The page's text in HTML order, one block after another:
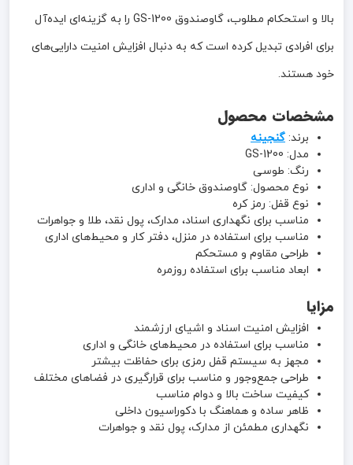
بالا و استحکام مطلوب، گاوصندوق GS-1200 را به گزینه‌ای ایده‌آل
برای افرادی تبدیل کرده است که به دنبال افزایش امنیت دارایی‌های
خود هستند.
مشخصات محصول
برند: گنجینه
مدل: GS-1200
رنگ: طوسی
نوع محصول: گاوصندوق خانگی و اداری
نوع قفل: رمز کره
مناسب برای نگهداری اسناد، مدارک، پول نقد، طلا و جواهرات
مناسب برای استفاده در منزل، دفتر کار و محیط‌های اداری
طراحی مقاوم و مستحکم
ابعاد مناسب برای استفاده روزمره
مزایا
افزایش امنیت اسناد و اشیای ارزشمند
مناسب برای استفاده در محیط‌های خانگی و اداری
مجهز به سیستم قفل رمزی برای حفاظت بیشتر
طراحی جمع‌وجور و مناسب برای قرارگیری در فضاهای مختلف
کیفیت ساخت بالا و دوام مناسب
ظاهر ساده و هماهنگ با دکوراسیون داخلی
نگهداری مطمئن از مدارک، پول نقد و جواهرات